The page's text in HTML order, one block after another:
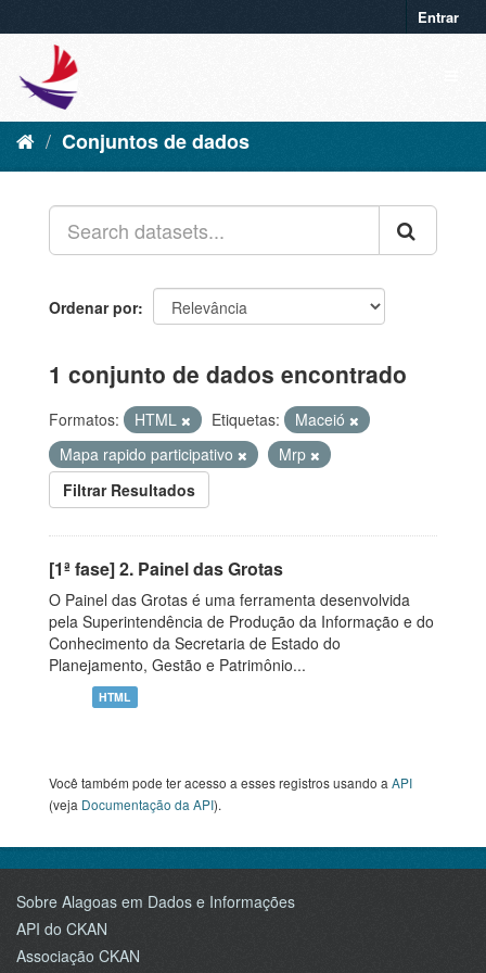
Entrar
Conjuntos de dados
Ordenar por
1 conjunto de dados encontrado
Formatos: HTML Etiquetas:
Maceió
Mapa rapido participativo
Mrp
Filtrar Resultados
[1ª fase] 2. Painel das Grotas
O Painel das Grotas é uma ferramenta desenvolvida
pela Superintendência de Produção da Informação e do
Conhecimento da Secretaria de Estado do
Planejamento, Gestão e Patrimônio...
HTML
Você também pode ter acesso a esses registros usando a API
(veja Documentação da API).
Sobre Alagoas em Dados e Informações
API do CKAN
Associação CKAN